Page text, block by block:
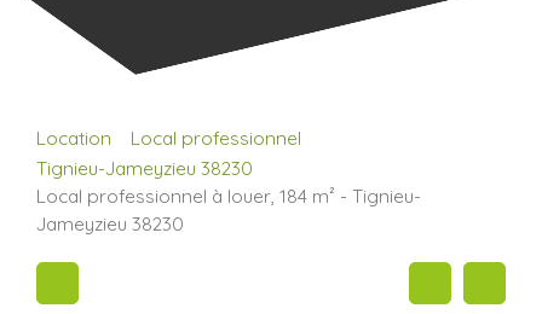
Location
Local professionnel
Tignieu-Jameyzieu 38230
Local professionnel à louer, 184 m² - Tignieu-
Jameyzieu 38230